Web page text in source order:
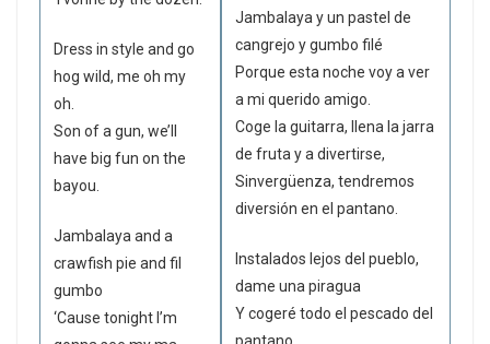
Dress in style and go
hog wild, me oh my
oh.
Son of a gun, we’ll
have big fun on the
bayou.
Jambalaya and a
crawfish pie and fil
gumbo
‘Cause tonight I’m
Jambalaya y un pastel de
cangrejo y gumbo filé
Porque esta noche voy a ver
a mi querido amigo.
Coge la guitarra, llena la jarra
de fruta y a divertirse,
Sinvergüenza, tendremos
diversión en el pantano.
Instalados lejos del pueblo,
dame una piragua
Y cogeré todo el pescado del